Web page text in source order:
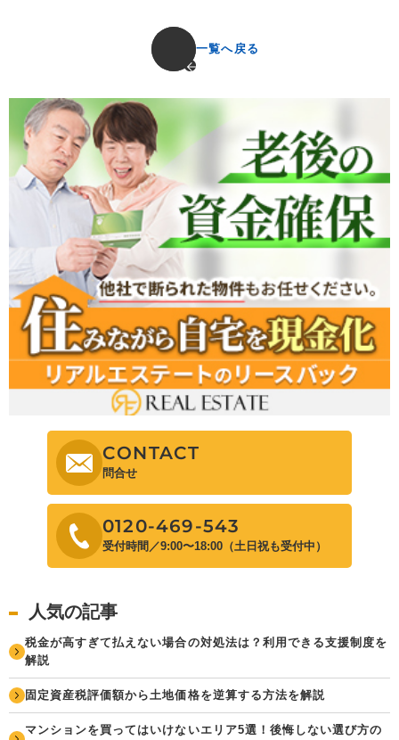
一覧へ戻る
CONTACT
問合せ
0120-469-543
受付時間／9:00〜18:00（土日祝も受付中）
人気の記事
税金が高すぎて払えない場合の対処法は？利用できる支援制度を
解説
固定資産税評価額から土地価格を逆算する方法を解説
マンションを買ってはいけないエリア5選！後悔しない選び方の